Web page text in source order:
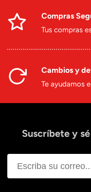
Compras
Tus compras
Cambios y
Te ayudamos
Suscríbete y